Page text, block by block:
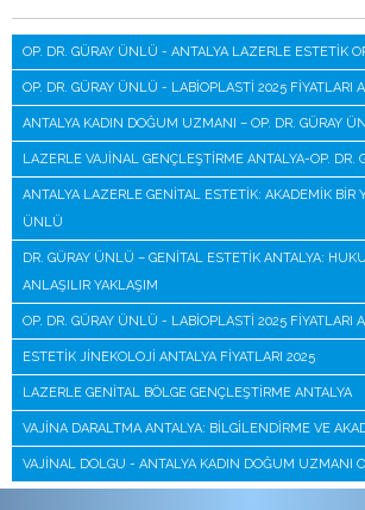
OP. DR. GÜRAY ÜNLÜ - ANTALYA LAZERLE ESTETIK
OP. DR. GÜRAY ÜNLÜ - LABIOPLASTI 2025 FIYATLARI
ANTALYA KADIN DOĞUM UZMANI – OP. DR. GÜRAY
LAZERLE VAJINAL GENÇLEŞTIRME ANTALYA-OP. DR.
ANTALYA LAZERLE GENITAL ESTETIK: AKADEMIK BIR
ÜNLÜ
DR. GÜRAY ÜNLÜ – GENITAL ESTETIK ANTALYA:
ANLAŞILIR YAKLAŞIM
OP. DR. GÜRAY ÜNLÜ - LABIOPLASTI 2025 FIYATLARI
ESTETIK JINEKOLOJI ANTALYA FIYATLARI 2025
LAZERLE GENITAL BÖLGE GENÇLEŞTIRME ANTALYA
VAJINA DARALTMA ANTALYA: BILGILENDIRME VE
VAJINAL DOLGU - ANTALYA KADIN DOĞUM UZMANI